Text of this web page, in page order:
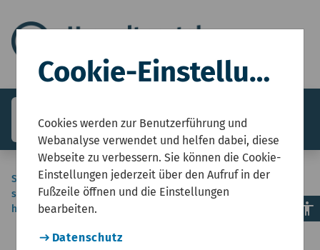
search menuMenü
Sie
sind
hier:
Start
Umweltzustandsbericht NRW
Boden und Wasser
Boden- und Flächenschutz, Altlasten
Tagtäglicher Flächenverbrauch und
Cookie-Einstellungen
Cookies werden zur Benutzerführung und
Webanalyse verwendet und helfen dabei, diese
Webseite zu verbessern. Sie können die Cookie-
Einstellungen jederzeit über den Aufruf in der
Fußzeile öffnen und die Einstellungen
bearbeiten.
Datenschutz
accessibility